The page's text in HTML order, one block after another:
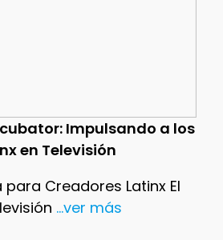
Impulsando a los
en Televisión
Creadores Latinx El
...ver más